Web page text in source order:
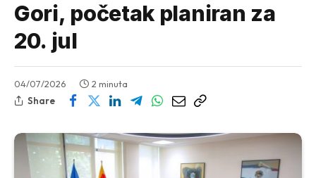
Gori, početak planiran za
20. jul
04/07/2026
2 minuta
Share